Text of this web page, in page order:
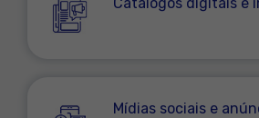
Mídias sociais e